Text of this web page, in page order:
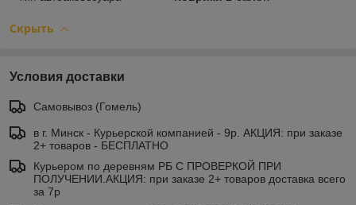
Скрыть
Условия доставки
Самовывоз (Гомель)
в г. Минск - Курьерской компанией - 9р. АКЦИЯ: при заказе
2+ товаров - БЕСПЛАТНО
Курьером по деревням РБ С ПРОВЕРКОЙ ПРИ
ПОЛУЧЕНИИ.АКЦИЯ: при заказе 2+ товаров доставка всего
за 7р